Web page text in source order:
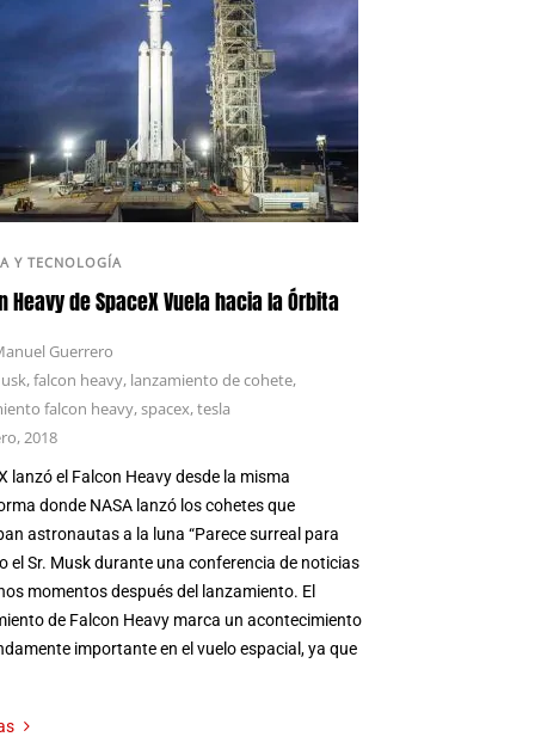
Y TECNOLOGÍA
Heavy de SpaceX Vuela hacia la Órbita
Guerrero
,falcon heavy, lanzamiento de cohete,
falcon heavy,spacex,tesla
2018
lanzó el Falcon Heavy desde la misma
donde NASA lanzó los cohetes que
astronautas a la luna “Parece surreal para
el Sr. Musk durante una conferencia de noticias
momentos después del lanzamiento. El
de Falcon Heavy marca un acontecimiento
importante en el vuelo espacial, ya que